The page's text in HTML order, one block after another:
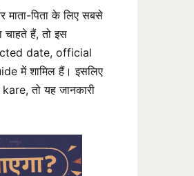
पिता के लिए सबसे
हैं, तो इस
date, official
में शामिल हैं। इसलिए
तो यह जानकारी